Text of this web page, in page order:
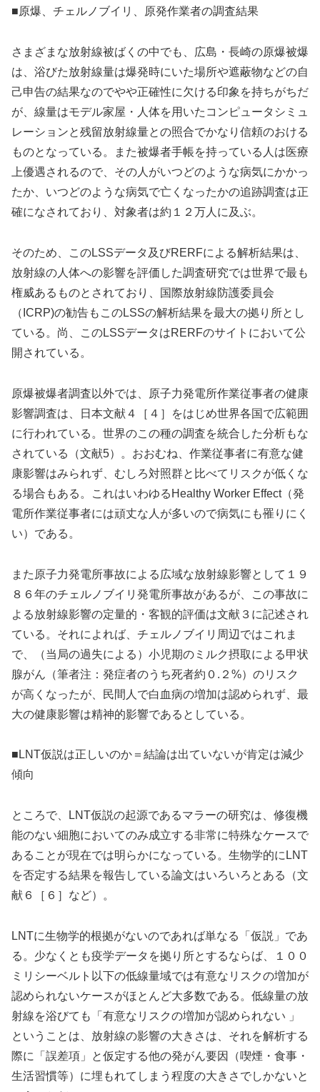
■原爆、チェルノブイリ、原発作業者の調査結果
さまざまな放射線被ばくの中でも、広島・長崎の原爆被爆
は、浴びた放射線量は爆発時にいた場所や遮蔽物などの自
己申告の結果なのでやや正確性に欠ける印象を持ちがちだ
が、線量はモデル家屋・人体を用いたコンピュータシミュ
レーションと残留放射線量との照合でかなり信頼のおける
ものとなっている。また被爆者手帳を持っている人は医療
上優遇されるので、その人がいつどのような病気にかかっ
たか、いつどのような病気で亡くなったかの追跡調査は正
確になされており、対象者は約１２万人に及ぶ。
そのため、このLSSデータ及びRERFによる解析結果は、
放射線の人体への影響を評価した調査研究では世界で最も
権威あるものとされており、国際放射線防護委員会
（ICRP)の勧告もこのLSSの解析結果を最大の拠り所とし
ている。尚、このLSSデータはRERFのサイトにおいて公
開されている。
原爆被爆者調査以外では、原子力発電所作業従事者の健康
影響調査は、日本文献４［４］をはじめ世界各国で広範囲
に行われている。世界のこの種の調査を統合した分析もな
されている（文献5）。おおむね、作業従事者に有意な健
康影響はみられず、むしろ対照群と比べてリスクが低くな
る場合もある。これはいわゆるHealthy Worker Effect（発
電所作業従事者には頑丈な人が多いので病気にも罹りにく
い）である。
また原子力発電所事故による広域な放射線影響として１９
８６年のチェルノブイリ発電所事故があるが、この事故に
よる放射線影響の定量的・客観的評価は文献３に記述され
ている。それによれば、チェルノブイリ周辺ではこれま
で、（当局の過失による）小児期のミルク摂取による甲状
腺がん（筆者注：発症者のうち死者約０.２%）のリスク
が高くなったが、民間人で白血病の増加は認められず、最
大の健康影響は精神的影響であるとしている。
■LNT仮説は正しいのか＝結論は出ていないが肯定は減少
傾向
ところで、LNT仮説の起源であるマラーの研究は、修復機
能のない細胞においてのみ成立する非常に特殊なケースで
あることが現在では明らかになっている。生物学的にLNT
を否定する結果を報告している論文はいろいろとある（文
献６［６］など）。
LNTに生物学的根拠がないのであれば単なる「仮説」であ
る。少なくとも疫学データを拠り所とするならば、１００
ミリシーベルト以下の低線量域では有意なリスクの増加が
認められないケースがほとんど大多数である。低線量の放
射線を浴びても「有意なリスクの増加が認められない 」
ということは、放射線の影響の大きさは、それを解析する
際に「誤差項」と仮定する他の発がん要因（喫煙・食事・
生活習慣等）に埋もれてしまう程度の大きさでしかないと